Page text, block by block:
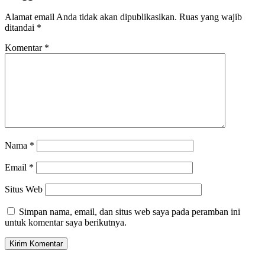
Alamat email Anda tidak akan dipublikasikan. Ruas yang wajib
ditandai *
Komentar *
Nama *
Email *
Situs Web
Simpan nama, email, dan situs web saya pada peramban ini
untuk komentar saya berikutnya.